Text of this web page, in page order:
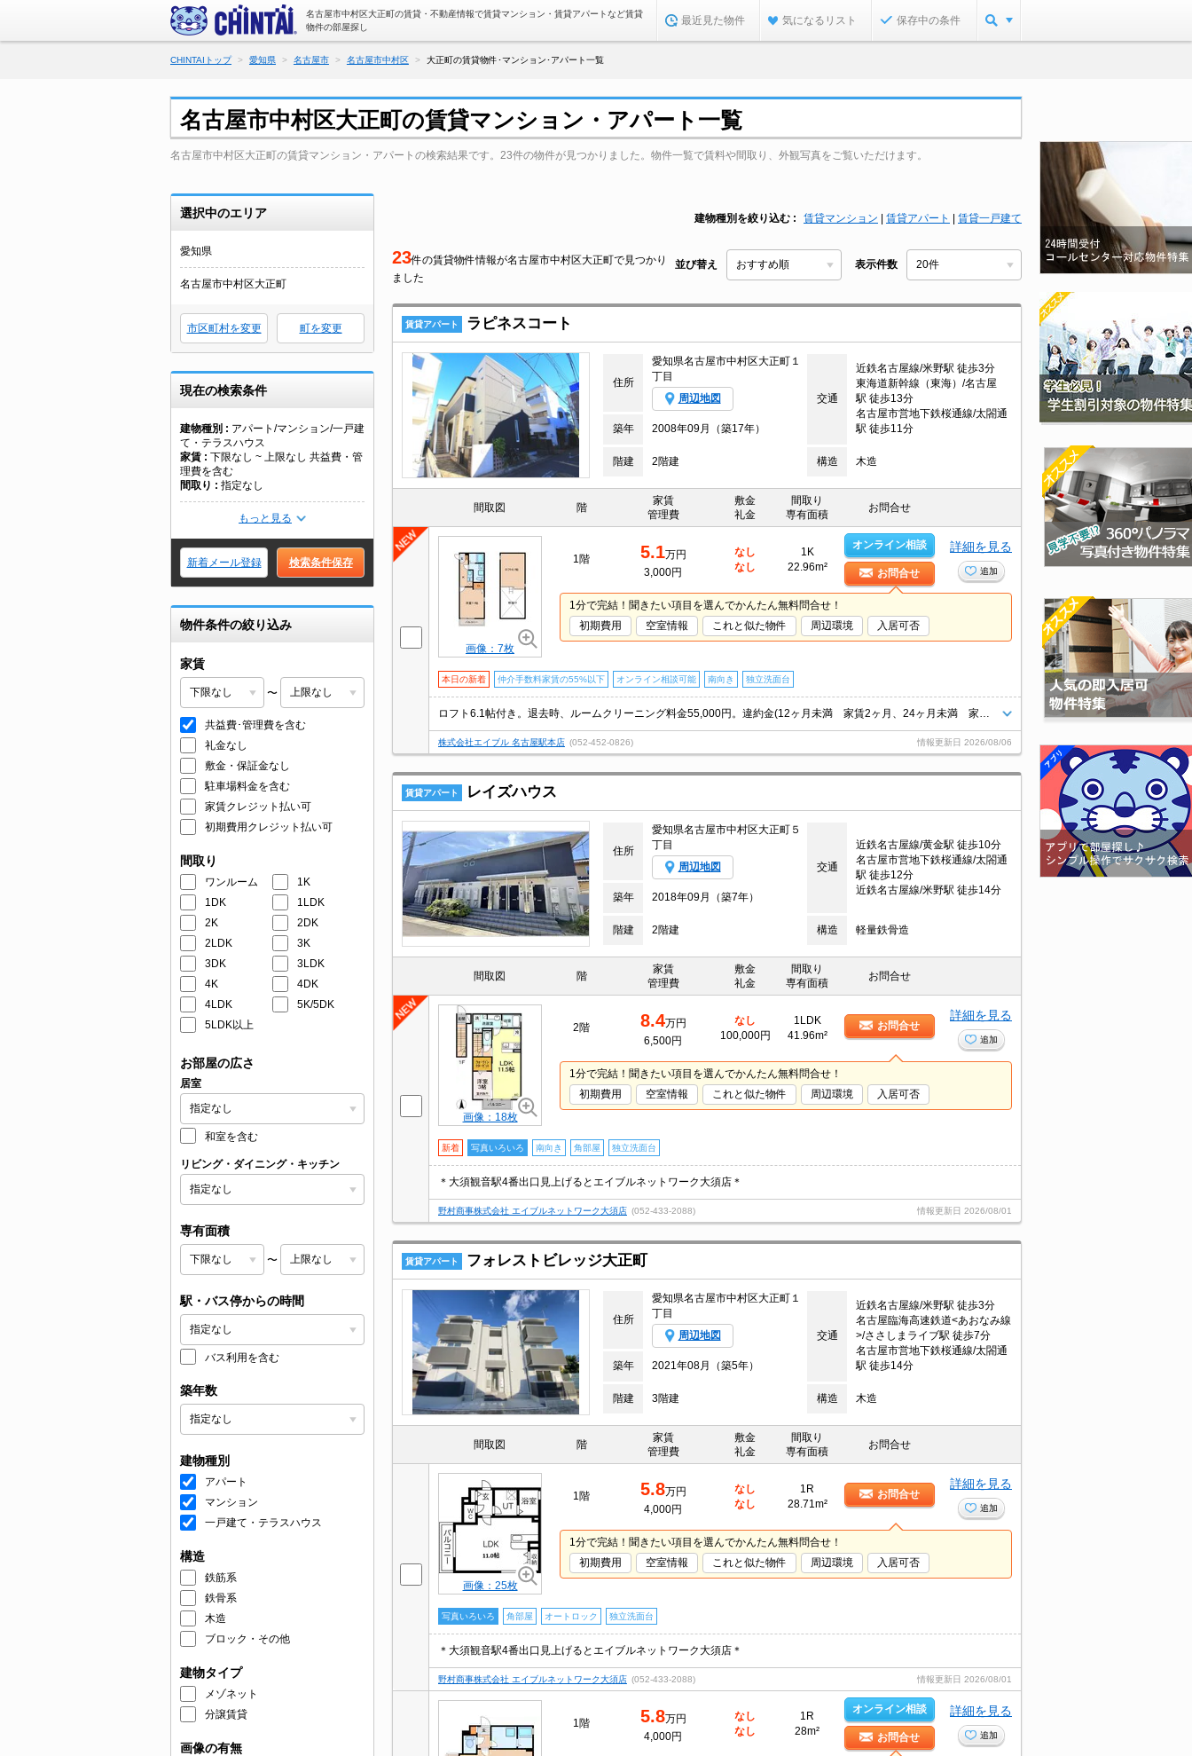
名古屋市中村区大正町の賃貸・不動産情報で賃貸マンション・賃貸アパートなど賃貸
物件の部屋探し
最近見た物件 気になるリスト 保存中の条件
CHINTAIトップ 愛知県 名古屋市 名古屋市中村区 大正町の賃貸物件･マンション･アパート一覧
名古屋市中村区大正町の賃貸マンション・アパート一覧
名古屋市中村区大正町の賃貸マンション・アパートの検索結果です。23件の物件が見つかりました。物件一覧で賃料や間取り、外観写真をご覧いただけます。
選択中のエリア
愛知県
名古屋市中村区大正町
市区町村を変更 町を変更
現在の検索条件
建物種別
アパート/マンション/一戸建
て・テラスハウス
家賃
下限なし ~ 上限なし 共益費・管
理費を含む
間取り
指定なし
もっと見る
新着メール登録 検索条件保存
物件条件の絞り込み
家賃
〜
共益費･管理費を含む
礼金なし
敷金・保証金なし
駐車場料金を含む
家賃クレジット払い可
初期費用クレジット払い可
間取り
ワンルーム
1K
1DK
1LDK
2K
2DK
2LDK
3K
3DK
3LDK
4K
4DK
4LDK
5K/5DK
5LDK以上
お部屋の広さ
居室
和室を含む
リビング・ダイニング・キッチン
専有面積
〜
駅・バス停からの時間
バス利用を含む
築年数
建物種別
アパート
マンション
一戸建て・テラスハウス
構造
鉄筋系
鉄骨系
木造
ブロック・その他
建物タイプ
メゾネット
分譲賃貸
画像の有無
建物種別を絞り込む 賃貸マンション 賃貸アパート 賃貸一戸建て
23件の賃貸物件情報が名古屋市中村区大正町で見つかり
ました
並び替え 表示件数
賃貸アパート ラピネスコート
住所
愛知県名古屋市中村区大正町１
丁目
周辺地図 交通
近鉄名古屋線/米野駅 徒歩3分
東海道新幹線（東海）/名古屋
駅 徒歩13分
名古屋市営地下鉄桜通線/太閤通
駅 徒歩11分
築年 2008年09月（築17年）
階建 2階建 構造 木造
間取図 階
家賃
管理費
敷金
礼金
間取り
専有面積
お問合せ
画像：7枚
1階 5.1万円
3,000円
なし
なし
1K
22.96m²
オンライン相談
お問合せ
詳細を見る
追加
1分で完結！聞きたい項目を選んでかんたん無料問合せ！
初期費用
空室情報 これと似た物件 周辺環境 入居可否
本日の新着 仲介手数料家賃の55%以下 オンライン相談可能 南向き 独立洗面台
株式会社エイブル 名古屋駅本店 (052-452-0826) 情報更新日 2026/08/06
賃貸アパート レイズハウス
住所
愛知県名古屋市中村区大正町５
丁目
周辺地図 交通
近鉄名古屋線/黄金駅 徒歩10分
名古屋市営地下鉄桜通線/太閤通
駅 徒歩12分
近鉄名古屋線/米野駅 徒歩14分
築年 2018年09月（築7年）
階建 2階建 構造 軽量鉄骨造
間取図 階
家賃
管理費
敷金
礼金
間取り
専有面積
お問合せ
画像：18枚
2階 8.4万円
6,500円
なし
100,000円
1LDK
41.96m²
お問合せ
詳細を見る
追加
1分で完結！聞きたい項目を選んでかんたん無料問合せ！
初期費用
空室情報 これと似た物件 周辺環境 入居可否
新着 写真いろいろ 南向き 角部屋 独立洗面台
＊大須観音駅4番出口見上げるとエイブルネットワーク大須店＊
野村商事株式会社 エイブルネットワーク大須店 (052-433-2088) 情報更新日 2026/08/01
賃貸アパート フォレストビレッジ大正町
住所
愛知県名古屋市中村区大正町１
丁目
周辺地図 交通
近鉄名古屋線/米野駅 徒歩3分
名古屋臨海高速鉄道<あおなみ線
>/ささしまライブ駅 徒歩7分
名古屋市営地下鉄桜通線/太閤通
駅 徒歩14分
築年 2021年08月（築5年）
階建 3階建 構造 木造
間取図 階
家賃
管理費
敷金
礼金
間取り
専有面積
お問合せ
画像：25枚
1階 5.8万円
4,000円
なし
なし
1R
28.71m²
お問合せ
詳細を見る
追加
1分で完結！聞きたい項目を選んでかんたん無料問合せ！
初期費用
空室情報 これと似た物件 周辺環境 入居可否
写真いろいろ 角部屋 オートロック 独立洗面台
＊大須観音駅4番出口見上げるとエイブルネットワーク大須店＊
野村商事株式会社 エイブルネットワーク大須店 (052-433-2088) 情報更新日 2026/08/01
1階 5.8万円
4,000円
なし
なし
1R
28m²
オンライン相談
お問合せ
詳細を見る
追加